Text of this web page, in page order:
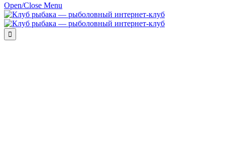
Open/Close Menu
